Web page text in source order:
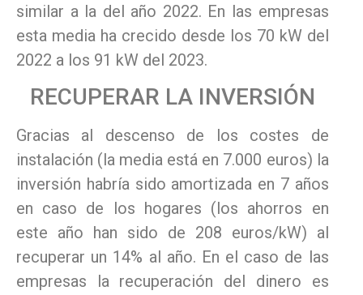
similar a la del año 2022. En las empresas
esta media ha crecido desde los 70 kW del
2022 a los 91 kW del 2023.
RECUPERAR LA INVERSIÓN
Gracias al descenso de los costes de
instalación (la media está en 7.000 euros) la
inversión habría sido amortizada en 7 años
en caso de los hogares (los ahorros en
este año han sido de 208 euros/kW) al
recuperar un 14% al año. En el caso de las
empresas la recuperación del dinero es